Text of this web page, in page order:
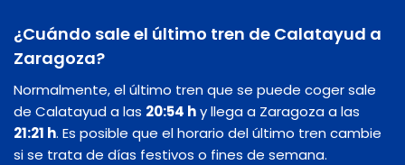
¿Cuándo sale el último tren de Calatayud a
Zaragoza?
Normalmente, el último tren que se puede coger sale
de Calatayud a las 20:54 hy llega a Zaragoza a las
21:21 h. Es posible que el horario del último tren cambie
si se trata de días festivos o fines de semana.